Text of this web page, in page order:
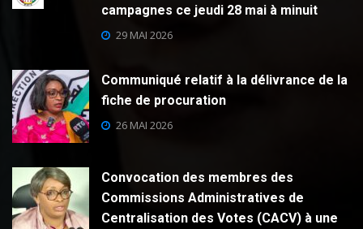
campagnes ce jeudi 28 mai à minuit
29 MAI 2026
Communiqué relatif à la délivrance de la
fiche de procuration
26 MAI 2026
Convocation des membres des
Commissions Administratives de
Centralisation des Votes (CACV) à une